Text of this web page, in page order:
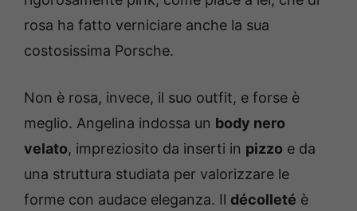
rosa ha fatto verniciare anche la sua
costosissima Porsche.
Non è rosa, invece, il suo outfit, e forse è
meglio. Angelina indossa un body nero
velato, impreziosito da inserti in pizzo e da
una struttura studiata per valorizzare le
forme con audace eleganza. Il décolleté è